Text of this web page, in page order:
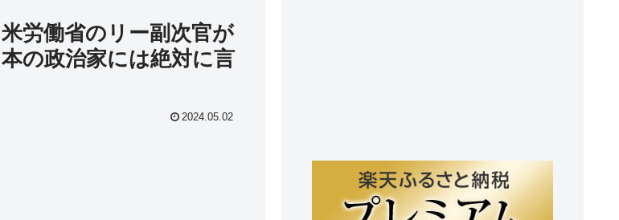
労働省のリー副次官が
の政治家には絶対に言
2024.05.02